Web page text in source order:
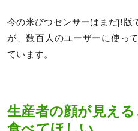
今の米びつセンサーはまだβ版
が、数百人のユーザーに使っ
ています。
生産者の顔が見え